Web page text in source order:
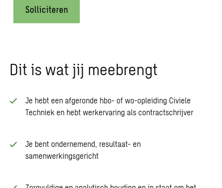
Solliciteren
Dit is wat jij meebrengt
Je hebt een afgeronde hbo- of wo-opleiding Civiele
Techniek en hebt werkervaring als contractschrijver
Je bent ondernemend, resultaat- en
samenwerkingsgericht